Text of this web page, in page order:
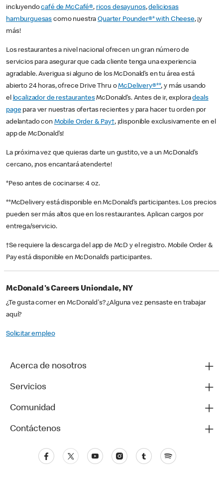
incluyendocafé de McCafé®, ricos desayunos,deliciosas
hamburguesas como nuestraQuarter Pounder®* with Cheese, ¡y
más!
Los restaurantes a nivel nacional ofrecen un gran número de
servicios para asegurar que cada cliente tenga una experiencia
agradable. Averigua si alguno de los McDonald’s en tu área está
abierto 24 horas, ofrece Drive Thru oMcDelivery®**, y más usando
el localizador de restaurantesMcDonald’s. Antes de ir, exploradeals
pagepara ver nuestras ofertas recientes y para hacer tu orden por
adelantado con Mobile Order & Pay†, ¡disponible exclusivamente en el
app de McDonald’s!
La próxima vez que quieras darte un gustito, ve a un McDonald’s
cercano, ¡nos encantará atenderte!
*Peso antes de cocinarse: 4 oz.
**McDelivery está disponible en McDonald’s participantes. Los precios
pueden ser más altos que en los restaurantes. Aplican cargos por
entrega/servicio.
†Se requiere la descarga del app de McD y el registro. Mobile Order &
Pay está disponible en McDonald’s participantes.
McDonald's Careers Uniondale, NY
¿Te gusta comer en McDonald's? ¿Alguna vez pensaste en trabajar
aquí?
Solicitar empleo
Acerca de nosotros
Servicios
Comunidad
Contáctenos